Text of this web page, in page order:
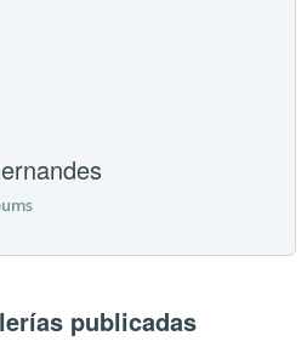
publicadas